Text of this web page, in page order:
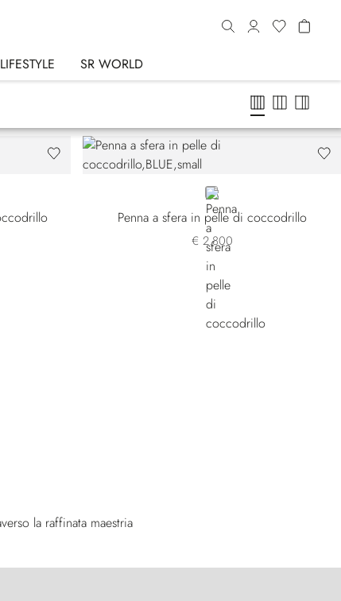
LIFESTYLE SR WORLD
BLUE CS-B072
Penna a sfera in pelle di coccodrillo
€ 2.800
la raffinata maestria